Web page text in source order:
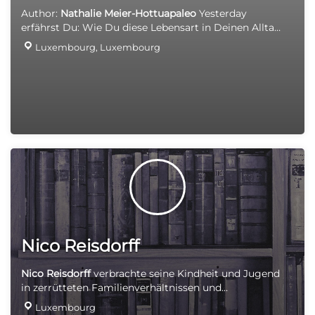
Luxemburgerin jede einzelne Textzeile ab.
Author: Nathalie Meier-Hottuapaleo Yesterday
erfährst Du: Wie Du diese Lebensart in Deinen Alltag
integrieren kannst. Wie Du sie mit Deinen sozialen
Verpflichtungen in Einklang bringen kannst. Wie Du
Luxembourg, Luxembourg
Nico Reisdorff
Nico Reisdorffverbrachte seine Kindheit und Jugend
in zerrütteten Familienverhältnissen und
verschiedenen Kinderheimen. Ende der 70er Jahre
Luxembourg